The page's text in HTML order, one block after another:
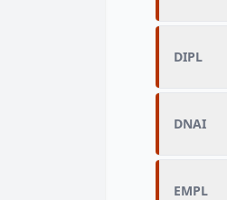
DIPL
DNAI
EMPL